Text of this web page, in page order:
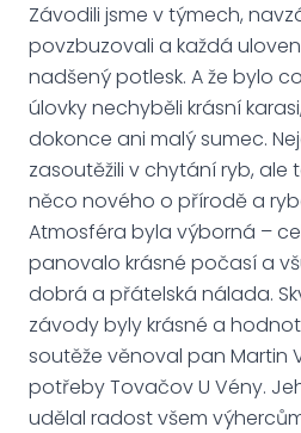
Závodili jsme v týmech,
povzbuzovali a každá
nadšený potlesk. A že bylo
úlovky nechyběli krásní
dokonce ani malý sumec.
zasoutěžili v chytání ryb, ale
něco nového o přírodě a
Atmosféra byla výborná –
panovalo krásné počasí a
dobrá a přátelská nálada.
závody byly krásné a
soutěže věnoval pan Martin
potřeby Tovačov U Vény.
udělal radost všem